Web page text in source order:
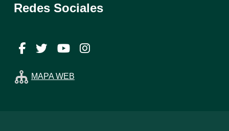
Redes Sociales
Facebook
TwitterYouTube
MAPA WEB